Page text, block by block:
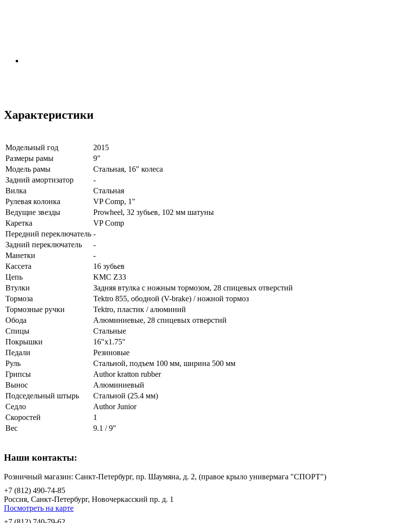
Характеристики
Модельный год
2015
Размеры рамы
9"
Модель рамы
Стальная, 16" колеса
Задний амортизатор
-
Вилка
Стальная
Рулевая колонка
VP Comp, 1"
Ведущие звезды
Prowheel, 32 зубьев, 102 мм шатуны
Каретка
VP Comp
Передний переключатель -
Задний переключатель
-
Манетки
-
Кассета
16 зубьев
Цепь
KMC Z33
Втулки
Задняя втулка с ножным тормозом, 28 спицевых отверстий
Тормоза
Tektro 855, ободной (V-brake) / ножной тормоз
Тормозные ручки
Tektro, пластик / алюминий
Обода
Алюминиевые, 28 спицевых отверстий
Спицы
Стальные
Покрышки
16"x1.75"
Педали
Резиновые
Руль
Стальной, подъем 100 мм, ширина 500 мм
Грипсы
Author kratton rubber
Вынос
Алюминиевый
Подседельный штырь
Стальной (25.4 мм)
Седло
Author Junior
Скоростей
1
Вес
9.1 / 9"
Наши контакты:
Розничный магазин: Санкт-Петербург, пр. Шаумяна, д. 2, (правое крыло универмага "СПОРТ")
+7 (812) 490-74-85
Россия, Санкт-Петербург, Новочеркасский пр. д. 1
Посмотреть на карте